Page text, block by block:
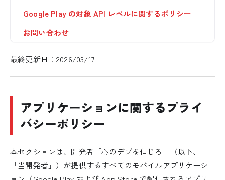
Google Play の対象 API レベルに関するポリシー
お問い合わせ
最終更新日：2026/03/17
アプリケーションに関するプライ
バシーポリシー
本セクションは、開発者「心のデブを信じろ」（以下、
「当開発者」）が提供するすべてのモバイルアプリケーシ